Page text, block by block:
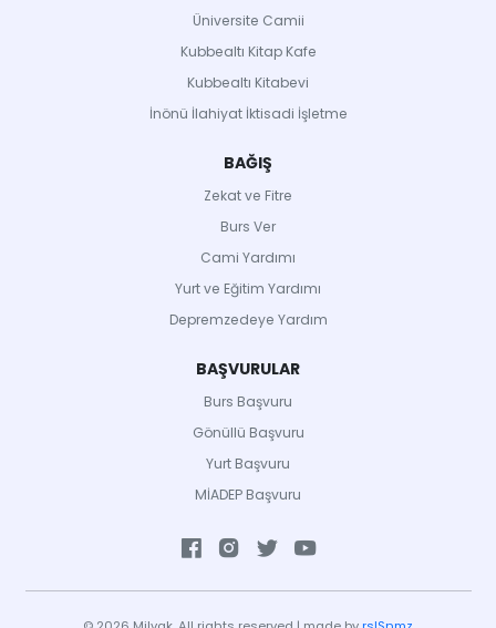
Üniversite Camii
Kubbealtı Kitap Kafe
Kubbealtı Kitabevi
İnönü İlahiyat İktisadi İşletme
BAĞIŞ
Zekat ve Fitre
Burs Ver
Cami Yardımı
Yurt ve Eğitim Yardımı
Depremzedeye Yardım
BAŞVURULAR
Burs Başvuru
Gönüllü Başvuru
Yurt Başvuru
MİADEP Başvuru